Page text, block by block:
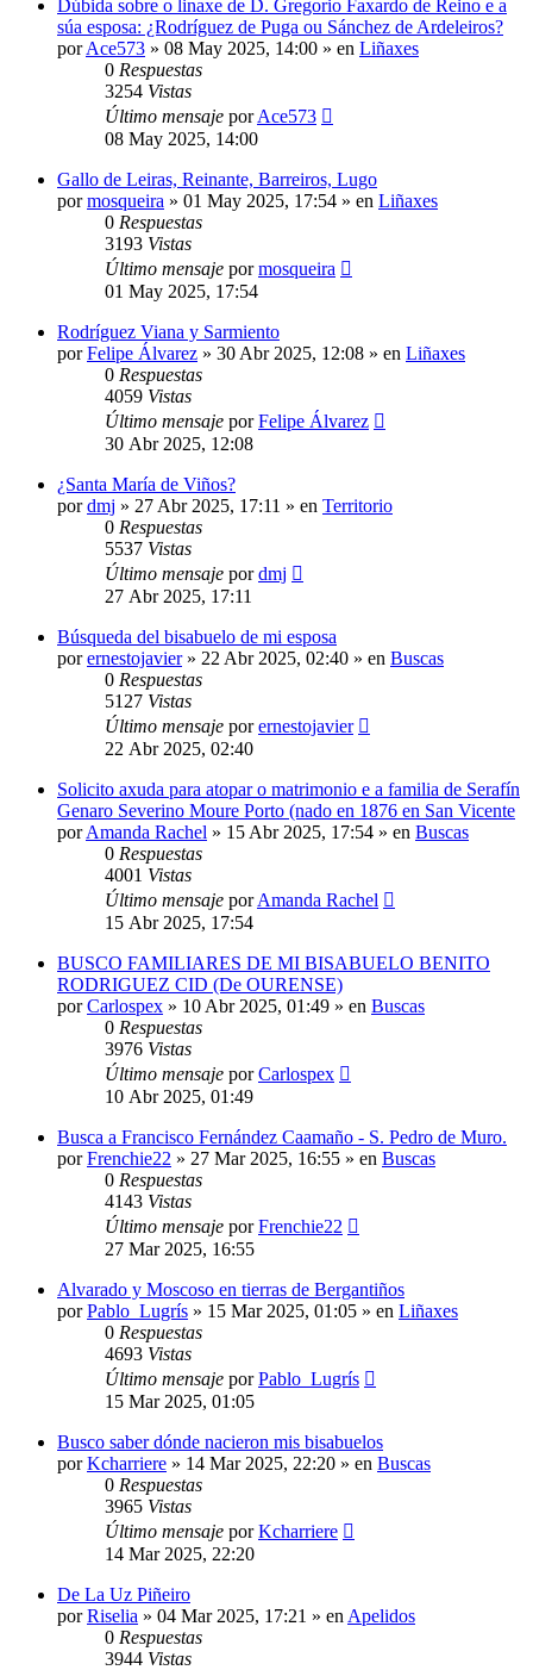
Dúbida sobre o linaxe de D. Gregorio Faxardo de Reino e a
súa esposa: ¿Rodríguez de Puga ou Sánchez de Ardeleiros?
porAce573 » 08 May 2025, 14:00 » en Liñaxes
0 Respuestas
3254 Vistas
Último mensaje porAce573
08 May 2025, 14:00
Gallo de Leiras, Reinante, Barreiros, Lugo
pormosqueira » 01 May 2025, 17:54 » en Liñaxes
0 Respuestas
3193 Vistas
Último mensaje pormosqueira
01 May 2025, 17:54
Rodríguez Viana y Sarmiento
porFelipe Álvarez » 30 Abr 2025, 12:08 » en Liñaxes
0 Respuestas
4059 Vistas
Último mensaje porFelipe Álvarez
30 Abr 2025, 12:08
¿Santa María de Viños?
pordmj » 27 Abr 2025, 17:11 » en Territorio
0 Respuestas
5537 Vistas
Último mensaje pordmj
27 Abr 2025, 17:11
Búsqueda del bisabuelo de mi esposa
porernestojavier» 22 Abr 2025, 02:40 » en Buscas
0 Respuestas
5127 Vistas
Último mensaje porernestojavier
22 Abr 2025, 02:40
Solicito axuda para atopar o matrimonio e a familia de Serafín
Genaro Severino Moure Porto (nado en 1876 en San Vicente
porAmanda Rachel » 15 Abr 2025, 17:54 » en Buscas
0 Respuestas
4001 Vistas
Último mensaje porAmanda Rachel
15 Abr 2025, 17:54
BUSCO FAMILIARES DE MI BISABUELO BENITO
RODRIGUEZ CID (De OURENSE)
porCarlospex » 10 Abr 2025, 01:49 » en Buscas
0 Respuestas
3976 Vistas
Último mensaje porCarlospex
10 Abr 2025, 01:49
Busca a Francisco Fernández Caamaño - S. Pedro de Muro.
porFrenchie22 » 27 Mar 2025, 16:55 » en Buscas
0 Respuestas
4143 Vistas
Último mensaje porFrenchie22
27 Mar 2025, 16:55
Alvarado y Moscoso en tierras de Bergantiños
porPablo_Lugrís » 15 Mar 2025, 01:05 » en Liñaxes
0 Respuestas
4693 Vistas
Último mensaje porPablo_Lugrís
15 Mar 2025, 01:05
Busco saber dónde nacieron mis bisabuelos
porKcharriere » 14 Mar 2025, 22:20 » en Buscas
0 Respuestas
3965 Vistas
Último mensaje porKcharriere
14 Mar 2025, 22:20
De La Uz Piñeiro
porRiselia » 04 Mar 2025, 17:21 » en Apelidos
0 Respuestas
3944 Vistas